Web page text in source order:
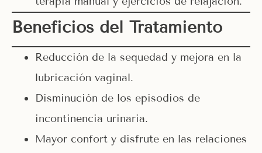
Beneficios del Tratamiento
Reducción de la sequedad y mejora en la
lubricación vaginal.
Disminución de los episodios de
incontinencia urinaria.
Mayor confort y disfrute en las relaciones